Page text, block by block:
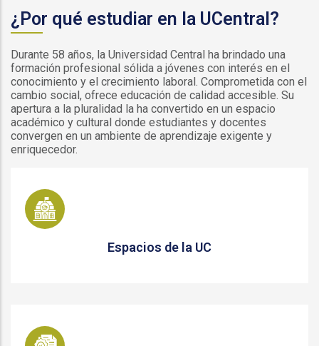
¿Por qué estudiar en la UCentral?
Durante 58 años, la Universidad Central ha brindado una
formación profesional sólida a jóvenes con interés en el
conocimiento y el crecimiento laboral. Comprometida con el
cambio social, ofrece educación de calidad accesible. Su
apertura a la pluralidad la ha convertido en un espacio
académico y cultural donde estudiantes y docentes
convergen en un ambiente de aprendizaje exigente y
enriquecedor.
Espacios de la UC